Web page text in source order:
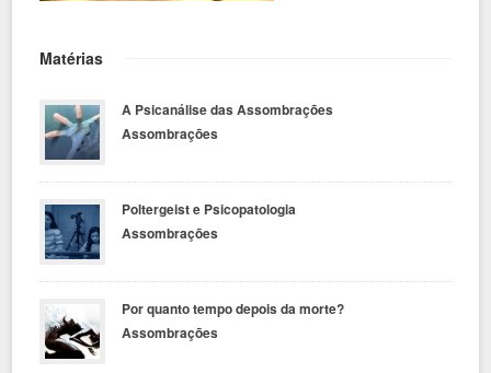
Matérias
A Psicanálise das Assombrações
Assombrações
Poltergeist e Psicopatologia
Assombrações
Por quanto tempo depois da morte?
Assombrações